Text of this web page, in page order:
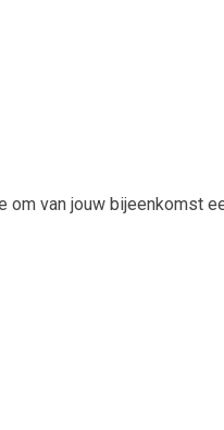
om van jouw bijeenkomst